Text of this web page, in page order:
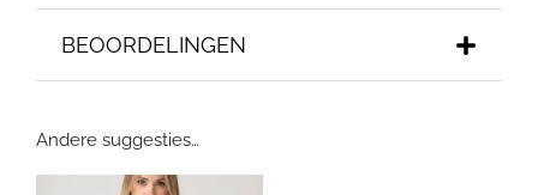
BEOORDELINGEN
Andere suggesties…